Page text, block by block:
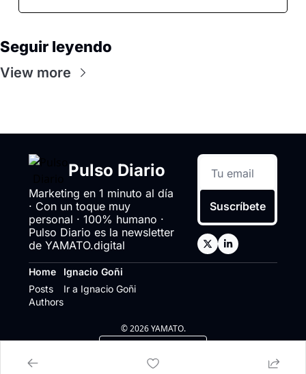
Seguir leyendo
View more
Pulso Diario
Marketing en 1 minuto al día
· Con un toque muy
personal · 100% humano ·
Pulso Diario es la newsletter
de YAMATO.digital
Suscríbete
Home
Posts
Authors
Ignacio Goñi
Ir a Ignacio Goñi
© 2026 YAMATO.